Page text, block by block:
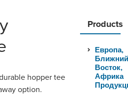
ДАННЫЕ
Products
Европа,
Ближний
Восток,
Африка
hopper tee
option.